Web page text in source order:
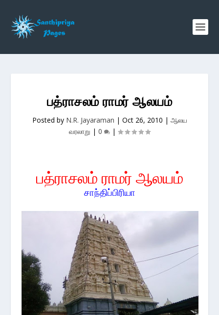
பத்ராசலம் ராமர் ஆலயம்
Posted by N.R. Jayaraman | Oct 26, 2010 | ஆலய
வரலாறு | 0 |
பத்ராசலம் ராமர் ஆலயம்
சாந்திப்பிரியா